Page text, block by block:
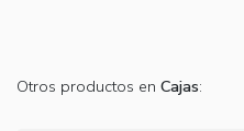
Otros productos en Cajas: